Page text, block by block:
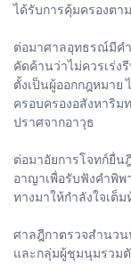
ได้รับการคุ้มครองต
ต่อมาศาลอุทธรณ์มีคำ
คัดค้านว่าไม่ควรเร่ง
ตั้งเป็นผู้ออกกฎหมาย
ครอบครองอสังหาริ
ปราศจากอาวุธ
ต่อมาอัยการโจทก์ยื่น
อาญาเพื่อรับฟังคำพิ
ทางมาให้กำลังใจเต็
ศาลฎีกาตรวจสำนวน
และกลุ่มผู้ชุมนุมรวม